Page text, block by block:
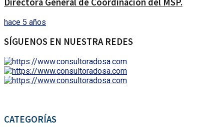
hace 5 años
SÍGUENOS EN NUESTRA REDES
CATEGORÍAS